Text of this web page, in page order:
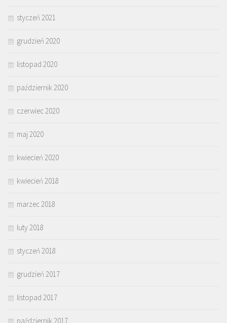
styczeń 2021
grudzień 2020
listopad 2020
październik 2020
czerwiec 2020
maj 2020
kwiecień 2020
kwiecień 2018
marzec 2018
luty 2018
styczeń 2018
grudzień 2017
listopad 2017
październik 2017